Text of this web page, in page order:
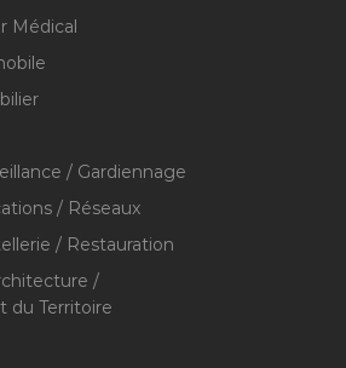
Médical
/ Gardiennage
/ Réseaux
/ Restauration
/
du Territoire